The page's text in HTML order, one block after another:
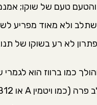
טעם של שוקו;
ולא מאוד מפריע
לא רע בשוקו של
כמו ברווז הוא לגמרי